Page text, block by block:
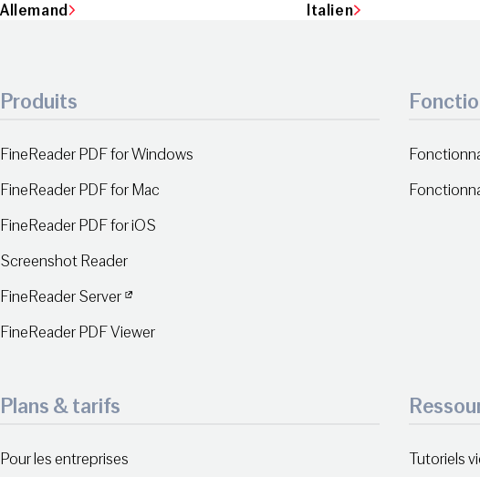
Allemand
Italien
Produits
FineReader PDF for Windows
FineReader PDF for Mac
FineReader PDF for iOS
Screenshot Reader
FineReader Server
FineReader PDF Viewer
Plans & tarifs
Pour les entreprises Tutoriels